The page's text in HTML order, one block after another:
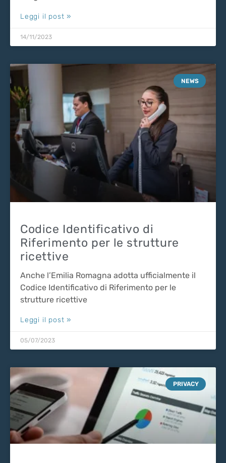
Leggi il post »
14/11/2023
NEWS
Codice Identificativo di
Riferimento per le strutture
ricettive
Anche l’Emilia Romagna adotta ufficialmente il
Codice Identificativo di Riferimento per le
strutture ricettive
Leggi il post »
05/07/2023
PRIVACY